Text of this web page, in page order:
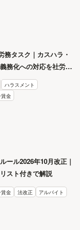
務タスク｜カスハラ・
務化への対応を社労士
ハラスメント
金
ール2026年10月改正｜
スト付きで解説
金 法改正 アルバイト